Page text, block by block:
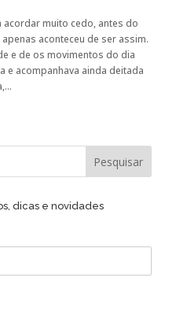
acordar muito cedo, antes do
aconteceu de ser assim.
e de os movimentos do dia
e acompanhava ainda deitada
dicas e novidades